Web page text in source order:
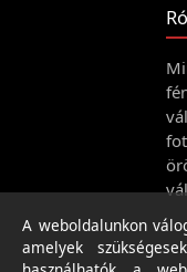
A weboldalunkon
amelyek